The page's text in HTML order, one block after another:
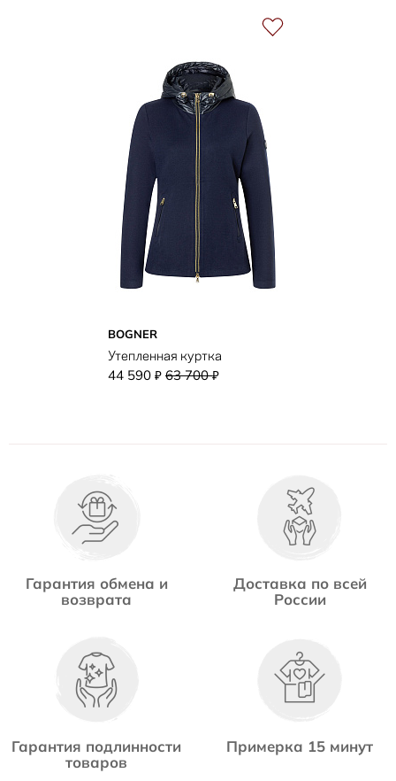
BOGNER
Утепленная куртка
44 590 ₽ 63 700₽
Гарантия обмена и
возврата
Доставка по всей
России
Гарантия подлинности
товаров
Примерка 15 минут